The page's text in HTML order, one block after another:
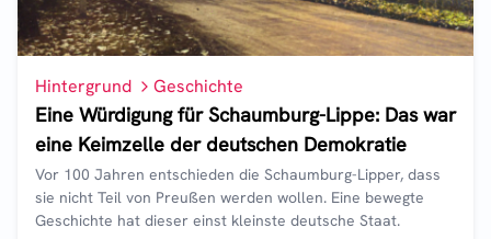
Hintergrund Geschichte
Eine Würdigung für Schaumburg-Lippe: Das war
eine Keimzelle der deutschen Demokratie
Vor 100 Jahren entschieden die Schaumburg-Lipper, dass
sie nicht Teil von Preußen werden wollen. Eine bewegte
Geschichte hat dieser einst kleinste deutsche Staat.